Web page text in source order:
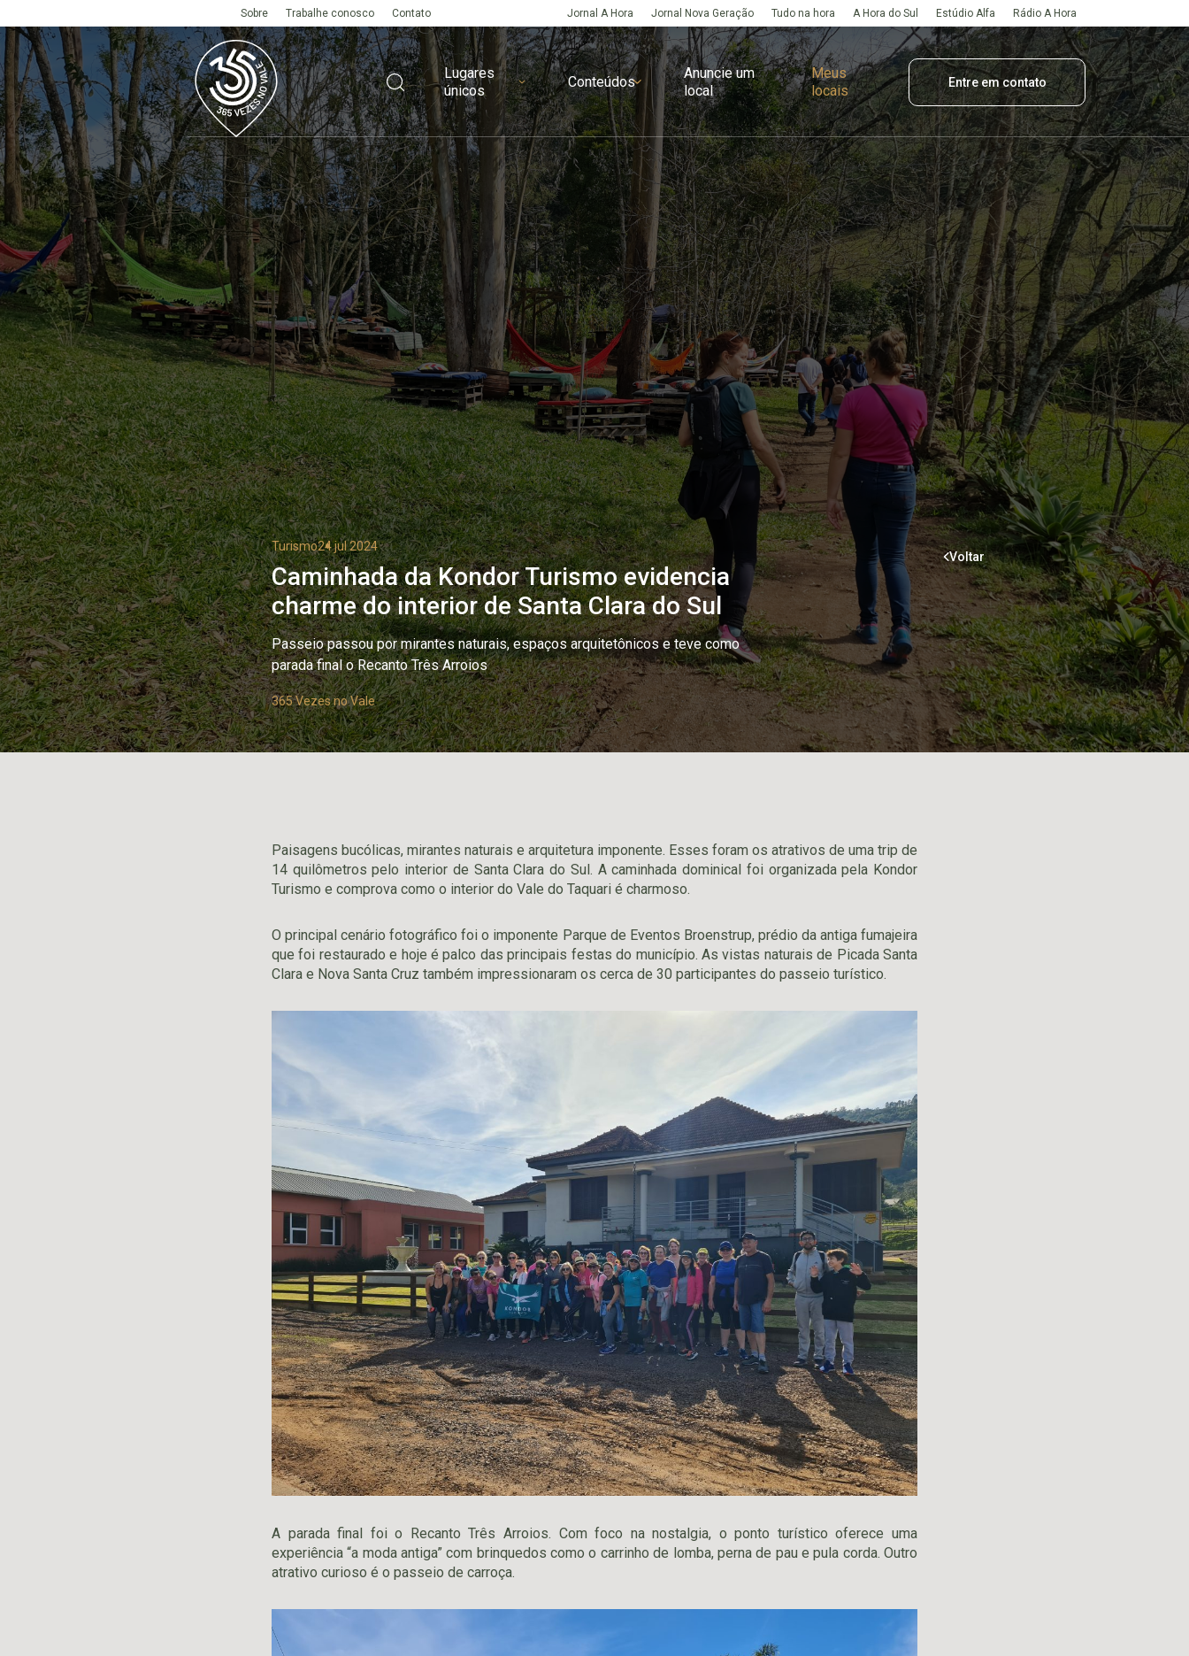
Sobre Trabalhe conosco Contato Jornal A Hora Jornal Nova Geração Tudo na hora A Hora do Sul Estúdio Alfa Rádio A Hora
Lugares
únicos
Conteúdos
Anuncie um
local
Meus
locais
Entre em contato
Turismo24 jul 2024
Caminhada da Kondor Turismo evidencia
charme do interior de Santa Clara do Sul
Passeio passou por mirantes naturais, espaços arquitetônicos e teve como
parada final o Recanto Três Arroios
365 Vezes no Vale
Voltar
Paisagens bucólicas, mirantes naturais e arquitetura imponente. Esses foram os atrativos de uma trip de
14 quilômetros pelo interior de Santa Clara do Sul. A caminhada dominical foi organizada pela Kondor
Turismo e comprova como o interior do Vale do Taquari é charmoso.
O principal cenário fotográfico foi o imponente Parque de Eventos Broenstrup, prédio da antiga fumajeira
que foi restaurado e hoje é palco das principais festas do município. As vistas naturais de Picada Santa
Clara e Nova Santa Cruz também impressionaram os cerca de 30 participantes do passeio turístico.
A parada final foi o Recanto Três Arroios. Com foco na nostalgia, o ponto turístico oferece uma
experiência “a moda antiga” com brinquedos como o carrinho de lomba, perna de pau e pula corda. Outro
atrativo curioso é o passeio de carroça.